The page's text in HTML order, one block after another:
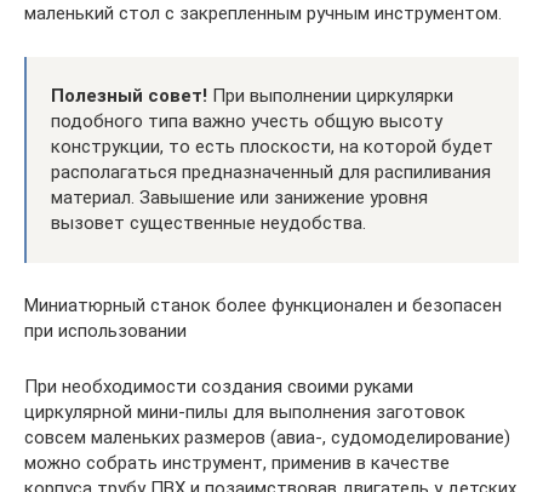
маленький стол с закрепленным ручным инструментом.
Полезный совет! При выполнении циркулярки
подобного типа важно учесть общую высоту
конструкции, то есть плоскости, на которой будет
располагаться предназначенный для распиливания
материал. Завышение или занижение уровня
вызовет существенные неудобства.
Миниатюрный станок более функционален и безопасен
при использовании
При необходимости создания своими руками
циркулярной мини-пилы для выполнения заготовок
совсем маленьких размеров (авиа-, судомоделирование)
можно собрать инструмент, применив в качестве